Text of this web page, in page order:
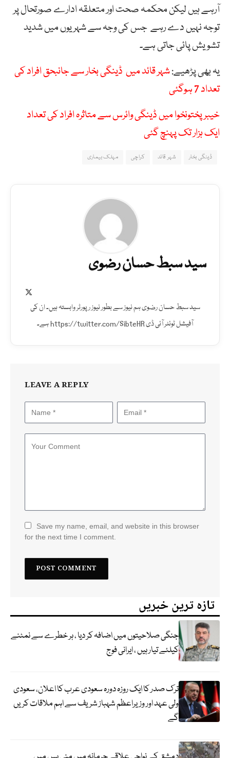
آرہے ہیں لیکن محکمہ صحت اور متعلقہ ادارے صورتحال پر
توجہ نہیں دے رہے جس کی وجہ سے شہریوں میں شدید
تشویش پائی جاتی ہے۔
یہ بھی پڑھیے:شہر قائد میں ڈینگی بخار سے جانبحق افراد کی
تعداد 7 ہوگئی
خیبر پختونخوا میں ڈینگی وائرس سے متاثرہ افراد کی تعداد
ایک ہزار تک پہنچ گئی
ڈینگی بخار شہر قائد کراچی مہلک بیماری
سید سبط حسان رضوی
سید سبط حسان رضوی ہم نیوز سے بطور نیوز رپورٹر وابستہ ہیں۔ ان کی
آفیشل ٹوئٹر آئی ڈی https://twitter.com/SibteHR ہے۔
LEAVE A REPLY
Save my name, email, and website in this browser
for the next time I comment.
تازہ ترین خبریں
جنگی صلاحیتوں میں اضافہ کر دیا ، ہر خطرے سے نمٹنے
کیلئے تیار ہیں ، ایرانی فوج
ترک صدر کا ایک روزہ دورہ سعودی عرب کا اعلان، سعودی
ولی عہد اور وزیراعظم شہباز شریف سے اہم ملاقات کریں
گے